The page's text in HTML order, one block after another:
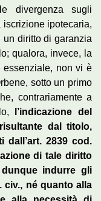
divergenza sugli
ipotecaria,
un diritto di garanzia
qualora, invece, la
essenziale, non vi è
sotto un primo
contrariamente a
l’indicazione del
dal titolo,
dall’art. 2839 cod.
di tale diritto
indurre gli
civ., né quanto alla